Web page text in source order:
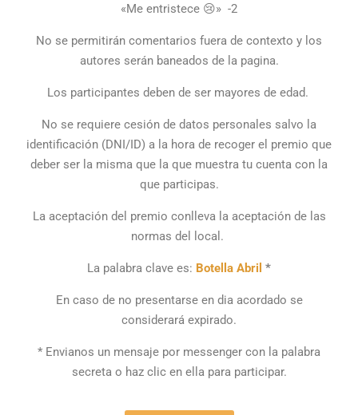
«Me entristece 😢» -2
No se permitirán comentarios fuera de contexto y los
autores serán baneados de la pagina.
Los participantes deben de ser mayores de edad.
No se requiere cesión de datos personales salvo la
identificación (DNI/ID) a la hora de recoger el premio que
deber ser la misma que la que muestra tu cuenta con la
que participas.
La aceptación del premio conlleva la aceptación de las
normas del local.
La palabra clave es: Botella Abril *
En caso de no presentarse en dia acordado se
considerará expirado.
* Envianos un mensaje por messenger con la palabra
secreta o haz clic en ella para participar.